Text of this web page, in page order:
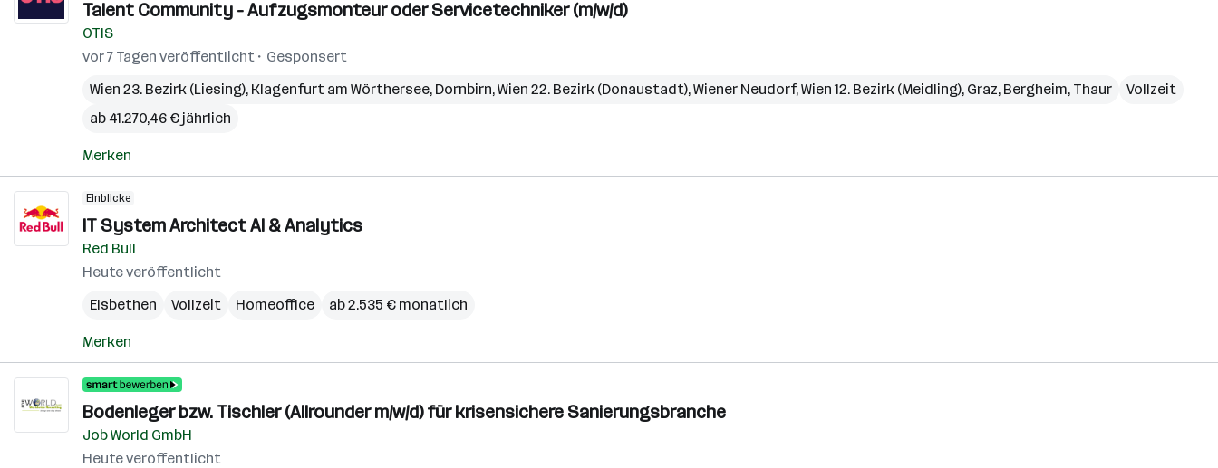
Talent Community - Aufzugsmonteur oder Servicetechniker (m/w/d)
OTIS
vor 7 Tagen veröffentlicht
Gesponsert
Wien 23. Bezirk (Liesing), Klagenfurt am Wörthersee, Dornbirn,Wien 22. Bezirk (Donaustadt),Wiener Neudorf,Wien 12. Bezirk (Meidling), Graz, Bergheim, Thaur
Vollzeit
ab 41.270,46 € jährlich
Merken
Einblicke
IT System Architect AI & Analytics
Red Bull
Heute veröffentlicht
Elsbethen
Vollzeit Homeoffice ab 2.535 € monatlich
Merken
Bodenleger bzw. Tischler (Allrounder m/w/d) für krisensichere Sanierungsbranche
Job World GmbH
Heute veröffentlicht